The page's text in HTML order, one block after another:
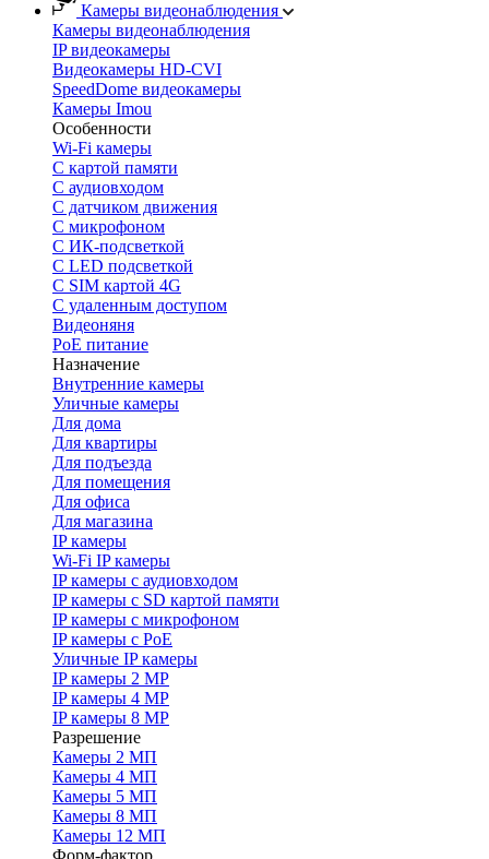
Камеры видеонаблюдения
Камеры видеонаблюдения
IP видеокамеры
Видеокамеры HD-CVI
SpeedDome видеокамеры
Камеры Imou
Особенности
Wi-Fi камеры
С картой памяти
С аудиовходом
С датчиком движения
С микрофоном
С ИК-подсветкой
С LED подсветкой
C SIM картой 4G
C удаленным доступом
Видеоняня
PoE питание
Назначение
Внутренние камеры
Уличные камеры
Для дома
Для квартиры
Для подъезда
Для помещения
Для офиса
Для магазина
IP камеры
Wi-Fi IP камеры
IP камеры с аудиовходом
IP камеры с SD картой памяти
IP камеры с микрофоном
IP камеры с PoE
Уличные IP камеры
IP камеры 2 MP
IP камеры 4 MP
IP камеры 8 MP
Разрешение
Камеры 2 МП
Камеры 4 МП
Камеры 5 МП
Камеры 8 МП
Камеры 12 МП
Форм-фактор